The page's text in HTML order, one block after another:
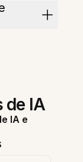
de IA
IA e